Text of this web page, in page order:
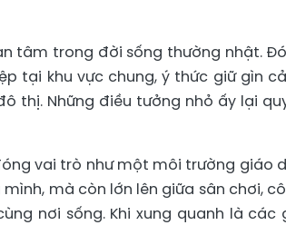
tâm trong đời sống thường nhật.
tại khu vực chung, ý thức giữ gìn
thị. Những điều tưởng nhỏ ấy lại
vai trò như một môi trường giáo
mà còn lớn lên giữa sân chơi,
nơi sống. Khi xung quanh là các